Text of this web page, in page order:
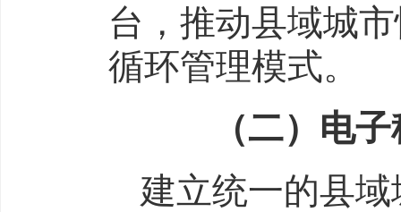
台，推动县域城
循环管理模式。
（二）电子
建立统一的县